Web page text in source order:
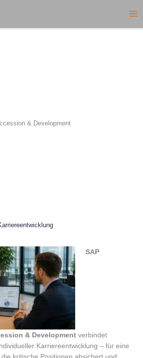
& Development
SAP
& Development verbindet
Karriereentwicklung – für eine
kritische Positionen absichert und